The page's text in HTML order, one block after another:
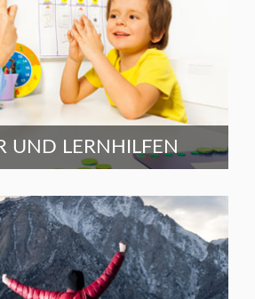
UND LERNHILFEN